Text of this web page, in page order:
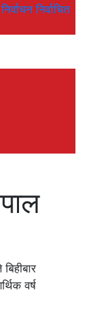
निर्वाचित
वर्ष